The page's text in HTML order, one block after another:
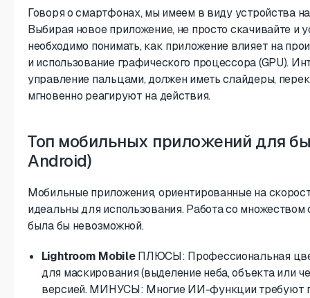
Говоря о смартфонах, мы имеем в виду устройства
Выбирая новое приложение, не просто скачивайте и
необходимо понимать, как приложение влияет на
и использование графического процессора (GPU).
управление пальцами, должен иметь слайдеры,
мгновенно реагируют на действия.
Топ мобильных приложений для
Android)
Мобильные приложения, ориентированные на
идеальны для использования. Работа со
была бы невозможной.
Lightroom MobileПЛЮСЫ: Профессиональная
для маскирования (выделение неба, объекта или
версией. МИНУСЫ: Многие ИИ-функции требуют